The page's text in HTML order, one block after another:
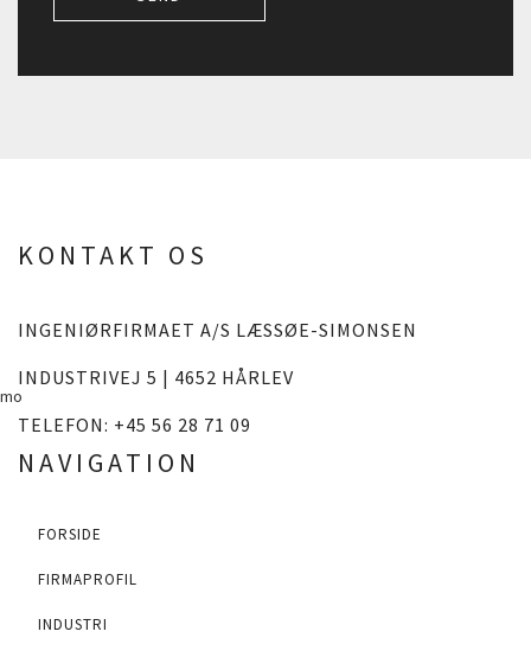
KONTAKT OS
INGENIØRFIRMAET A/S LÆSSØE-SIMONSEN
INDUSTRIVEJ 5 | 4652 HÅRLEV
TELEFON: +45 56 28 71 09
NAVIGATION
FORSIDE
FIRMAPROFIL
INDUSTRI
mo